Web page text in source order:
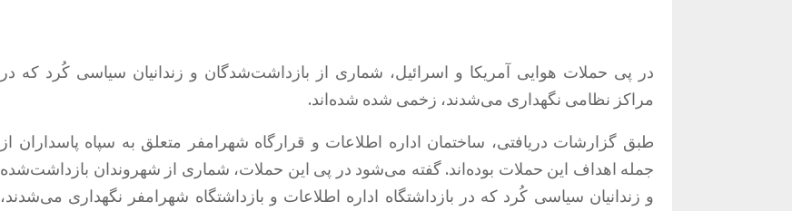
در پی حملات هوایی آمریکا و اسرائیل، شماری از بازداشت‌شدگان و زندانیان سیاسی کُرد که در
مراکز نظامی نگهداری می‌شدند، زخمی شده شده‌اند.
طبق گزارشات دریافتی، ساختمان اداره اطلاعات و قرارگاه شهرامفر متعلق به سپاه پاسداران از
جمله اهداف این حملات بوده‌اند. گفته می‌شود در پی این حملات، شماری از شهروندان بازداشت‌شده
و زندانیان سیاسی کُرد که در بازداشتگاه اداره اطلاعات و بازداشتگاه شهرامفر نگهداری می‌شدند،